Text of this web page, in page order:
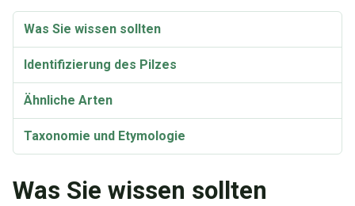
Was Sie wissen sollten
Identifizierung des Pilzes
Ähnliche Arten
Taxonomie und Etymologie
Was Sie wissen sollten